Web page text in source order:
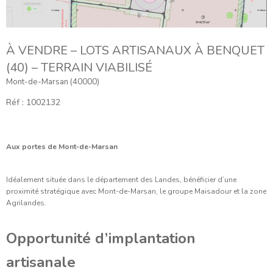
À VENDRE – LOTS ARTISANAUX À BENQUET
(40) – TERRAIN VIABILISÉ
Mont-de-Marsan (40000)
Réf : 1002132
Aux portes de Mont-de-Marsan
Idéalement située dans le département des Landes, bénéficier d’une
proximité stratégique avec Mont-de-Marsan, le groupe Maisadour et la zone
Agrilandes.
Opportunité d’implantation
artisanale